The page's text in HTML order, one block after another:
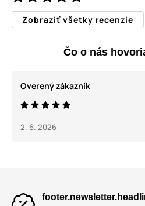
Zobraziť všetky recenzie
Čo o nás
Overený zákazník
2. 6. 2026